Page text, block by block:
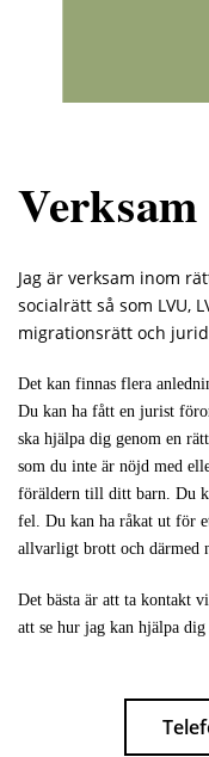
Jag är verksam inom
socialrätt så som LVU,
migrationsrätt och
Det kan finnas flera
Du kan ha fått en jurist
ska hjälpa dig genom en
som du inte är nöjd med
föräldern till ditt barn. Du
fel. Du kan ha råkat ut för
allvarligt brott och därmed
Det bästa är att ta kontakt
att se hur jag kan hjälpa dig